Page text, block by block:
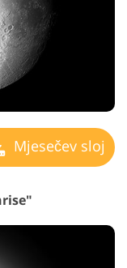
Mjesečev sloj